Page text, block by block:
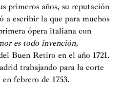
primeros años, su reputación
a escribir la que para muchos
ópera italiana con
es todo invención,
Buen Retiro en el año 1721.
trabajando para la corte
febrero de 1753.